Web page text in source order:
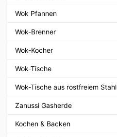
Wok Pfannen
Wok-Brenner
Wok-Kocher
Wok-Tische
Wok-Tische aus rostfreiem Stahl
Zanussi Gasherde
Kochen & Backen